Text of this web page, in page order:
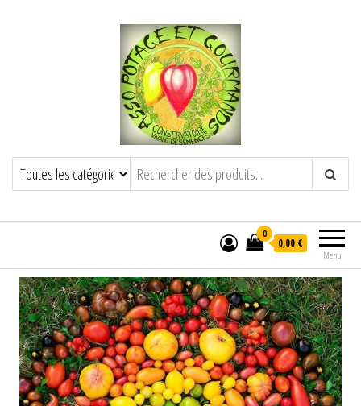
POTAGE ET GOURMANDSSemence paysanne naturelle
——————————————-
Menu
0
0,00 €